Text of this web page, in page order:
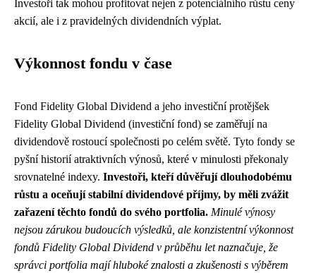
Investoři tak mohou profitovat nejen z potenciálního růstu ceny
akcií, ale i z pravidelných dividendních výplat.
Výkonnost fondu v čase
Fond Fidelity Global Dividend a jeho investiční protějšek
Fidelity Global Dividend (investiční fond) se zaměřují na
dividendově rostoucí společnosti po celém světě. Tyto fondy se
pyšní historií atraktivních výnosů, které v minulosti překonaly
srovnatelné indexy. Investoři, kteří důvěřují dlouhodobému
růstu a oceňují stabilní dividendové příjmy, by měli zvážit
zařazení těchto fondů do svého portfolia. Minulé výnosy
nejsou zárukou budoucích výsledků, ale konzistentní výkonnost
fondů Fidelity Global Dividend v průběhu let naznačuje, že
správci portfolia mají hluboké znalosti a zkušenosti s výběrem